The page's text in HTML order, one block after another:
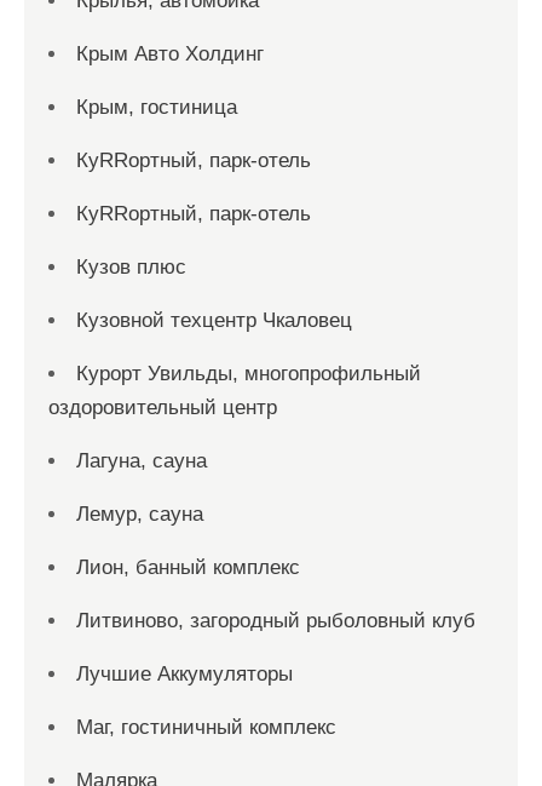
Крым Авто Холдинг
Крым, гостиница
КуRRортный, парк-отель
КуRRортный, парк-отель
Кузов плюс
Кузовной техцентр Чкаловец
Курорт Увильды, многопрофильный
оздоровительный центр
Лагуна, сауна
Лемур, сауна
Лион, банный комплекс
Литвиново, загородный рыболовный клуб
Лучшие Аккумуляторы
Маг, гостиничный комплекс
Малярка